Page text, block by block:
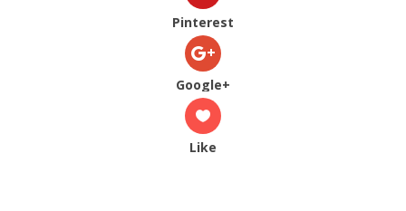
Pinterest
Google+
Like